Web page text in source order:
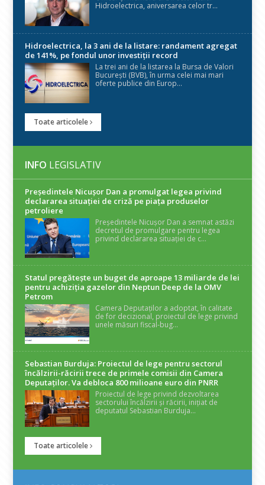
Hidroelectrica, aniversarea celor tr...
Hidroelectrica, la 3 ani de la listare: randament agregat
de 141%, pe fondul unor investiții record
La trei ani de la listarea la Bursa de Valori
București (BVB), în urma celei mai mari
oferte publice din Europ...
Toate articolele
INFO LEGISLATIV
Președintele Nicuşor Dan a promulgat legea privind
declararea situaţiei de criză pe piaţa produselor
petroliere
Președintele Nicușor Dan a semnat astăzi
decretul de promulgare pentru legea
privind declararea situației de c...
Statul pregătește un buget de aproape 13 miliarde de lei
pentru achiziția gazelor din Neptun Deep de la OMV
Petrom
Camera Deputaților a adoptat, în calitate
de for decizional, proiectul de lege privind
unele măsuri fiscal-bug...
Sebastian Burduja: Proiectul de lege pentru sectorul
încălzirii-răcirii trece de primele comisii din Camera
Deputaților. Va debloca 800 milioane euro din PNRR
Proiectul de lege privind dezvoltarea
sectorului încălzirii și răcirii, inițiat de
deputatul Sebastian Burduja...
Toate articolele